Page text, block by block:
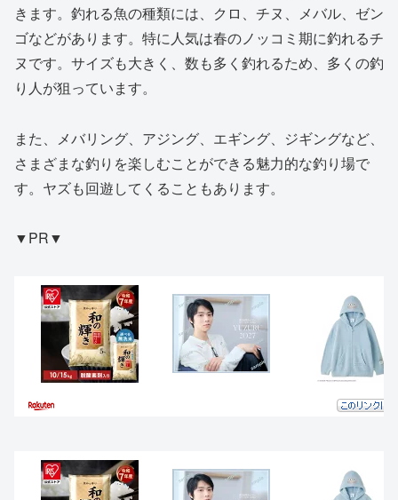
きます。釣れる魚の種類には、クロ、チヌ、メバル、ゼン
ゴなどがあります。特に人気は春のノッコミ期に釣れるチ
ヌです。サイズも大きく、数も多く釣れるため、多くの釣
り人が狙っています。
また、メバリング、アジング、エギング、ジギングなど、
さまざまな釣りを楽しむことができる魅力的な釣り場で
す。ヤズも回遊してくることもあります。
▼PR▼